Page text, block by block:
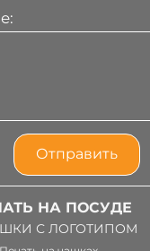
НА ПОСУДЕ
С ЛОГОТИПОМ